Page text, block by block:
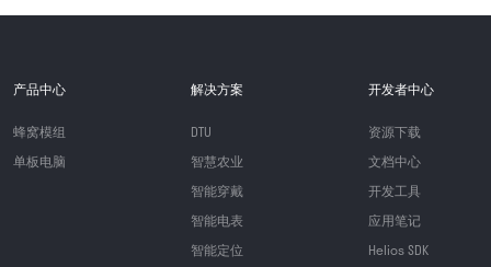
产品中心
蜂窝模组
单板电脑
解决方案
DTU
智慧农业
智能穿戴
智能电表
智能定位
开发者中心
资源下载
文档中心
开发工具
应用笔记
Helios SDK